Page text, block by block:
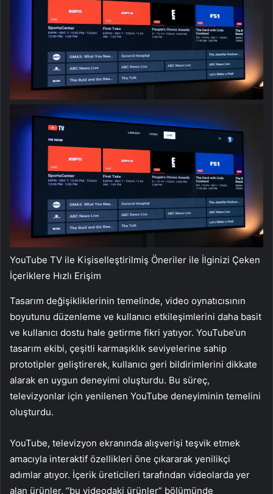
YouTube TV ile Kişiselleştirilmiş Öneriler ile İlginizi Çeken
İçeriklere Hızlı Erişim
Tasarım değişikliklerinin temelinde, video oynatıcısının
boyutunu düzenleme ve kullanıcı etkileşimlerini daha basit
ve kullanıcı dostu hale getirme fikri yatıyor. YouTube’un
tasarım ekibi, çeşitli karmaşıklık seviyelerine sahip
prototipler geliştirerek, kullanıcı geri bildirimlerini dikkate
alarak en uygun deneyimi oluşturdu. Bu süreç,
televizyonlar için yenilenen YouTube deneyiminin temelini
oluşturdu.
YouTube, televizyon ekranında alışverişi teşvik etmek
amacıyla interaktif özellikleri öne çıkararak yenilikçi
adımlar atıyor. İçerik üreticileri tarafından videolarda yer
alan ürünler, “bu videodaki ürünler” bölümünde